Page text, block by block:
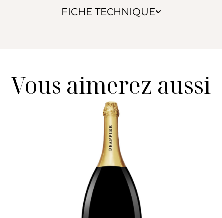
FICHE TECHNIQUE
Vous aimerez aussi